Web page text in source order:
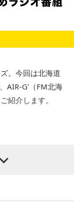
。今回は北海道
AIR-G'（FM北海
紹介します。